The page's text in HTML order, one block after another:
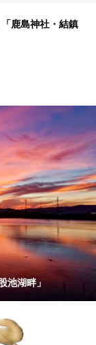
かしば香るみ
池湖畔」